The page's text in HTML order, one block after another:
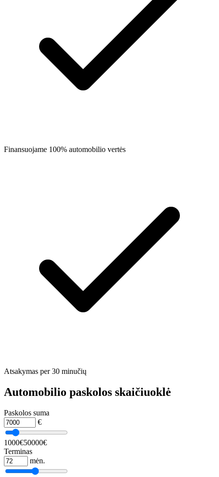
Finansuojame 100% automobilio vertės
Atsakymas per 30 minučių
Automobilio paskolos skaičiuoklė
Paskolos suma
€
1000€50000€
Terminas
mėn.